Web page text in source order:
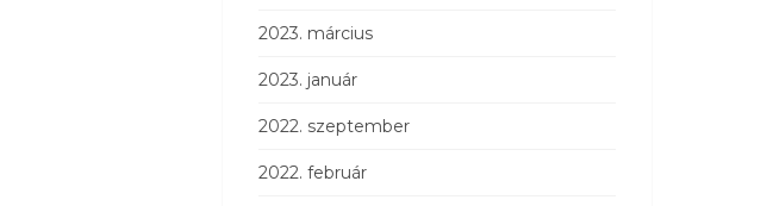
2023. március
2023. január
2022. szeptember
2022. február